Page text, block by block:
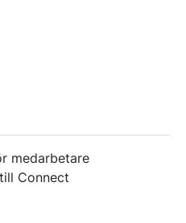
medarbetare
Connect